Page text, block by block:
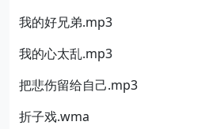
我的好兄弟.mp3
我的心太乱.mp3
把悲伤留给自己.mp3
折子戏.wma